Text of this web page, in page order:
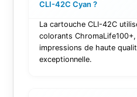
CLI-42C Cyan ?
La cartouche CLI-42C
colorants
impressions de haute
exceptionnelle.